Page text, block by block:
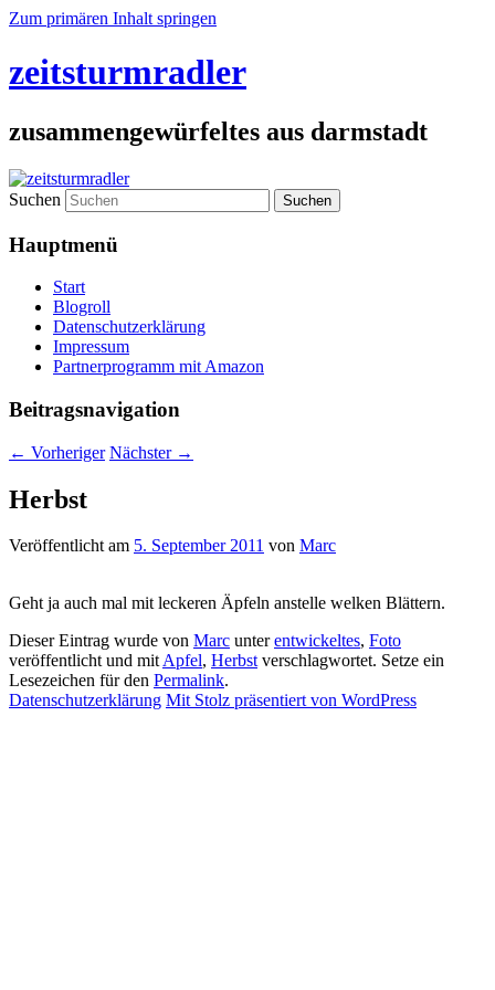
Zum primären Inhalt springen
zeitsturmradler
zusammengewürfeltes aus darmstadt
Suchen
Hauptmenü
Start
Blogroll
Datenschutzerklärung
Impressum
Partnerprogramm mit Amazon
Beitragsnavigation
← Vorheriger Nächster →
Herbst
Veröffentlicht am 5. September 2011 von Marc
Geht ja auch mal mit leckeren Äpfeln anstelle welken Blättern.
Dieser Eintrag wurde von Marc unterentwickeltes, Foto
veröffentlicht und mitApfel, Herbstverschlagwortet. Setze ein
Lesezeichen für den Permalink.
Datenschutzerklärung Mit Stolz präsentiert von WordPress